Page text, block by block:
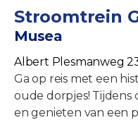
Stroomtrein
Musea
Albert Plesmanweg
Ga op reis met een
oude dorpjes!
en genieten van een